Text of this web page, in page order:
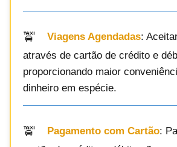
Viagens Agendadas:
através de cartão de crédito e
proporcionando maior
dinheiro em espécie.
Pagamento com Cartão: